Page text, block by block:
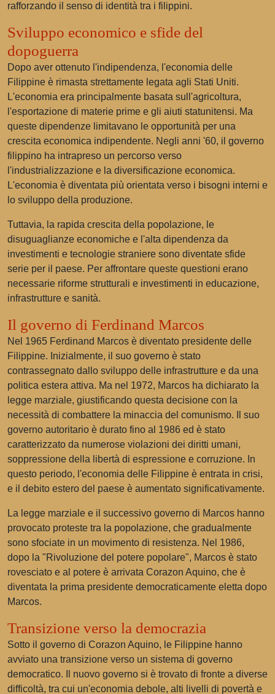
rafforzando il senso di identità tra i filippini.
Sviluppo economico e sfide del
dopoguerra
Dopo aver ottenuto l'indipendenza, l'economia delle
Filippine è rimasta strettamente legata agli Stati Uniti.
L'economia era principalmente basata sull'agricoltura,
l'esportazione di materie prime e gli aiuti statunitensi. Ma
queste dipendenze limitavano le opportunità per una
crescita economica indipendente. Negli anni '60, il governo
filippino ha intrapreso un percorso verso
l'industrializzazione e la diversificazione economica.
L'economia è diventata più orientata verso i bisogni interni e
lo sviluppo della produzione.
Tuttavia, la rapida crescita della popolazione, le
disuguaglianze economiche e l'alta dipendenza da
investimenti e tecnologie straniere sono diventate sfide
serie per il paese. Per affrontare queste questioni erano
necessarie riforme strutturali e investimenti in educazione,
infrastrutture e sanità.
Il governo di Ferdinand Marcos
Nel 1965 Ferdinand Marcos è diventato presidente delle
Filippine. Inizialmente, il suo governo è stato
contrassegnato dallo sviluppo delle infrastrutture e da una
politica estera attiva. Ma nel 1972, Marcos ha dichiarato la
legge marziale, giustificando questa decisione con la
necessità di combattere la minaccia del comunismo. Il suo
governo autoritario è durato fino al 1986 ed è stato
caratterizzato da numerose violazioni dei diritti umani,
soppressione della libertà di espressione e corruzione. In
questo periodo, l'economia delle Filippine è entrata in crisi,
e il debito estero del paese è aumentato significativamente.
La legge marziale e il successivo governo di Marcos hanno
provocato proteste tra la popolazione, che gradualmente
sono sfociate in un movimento di resistenza. Nel 1986,
dopo la "Rivoluzione del potere popolare", Marcos è stato
rovesciato e al potere è arrivata Corazon Aquino, che è
diventata la prima presidente democraticamente eletta dopo
Marcos.
Transizione verso la democrazia
Sotto il governo di Corazon Aquino, le Filippine hanno
avviato una transizione verso un sistema di governo
democratico. Il nuovo governo si è trovato di fronte a diverse
difficoltà, tra cui un'economia debole, alti livelli di povertà e